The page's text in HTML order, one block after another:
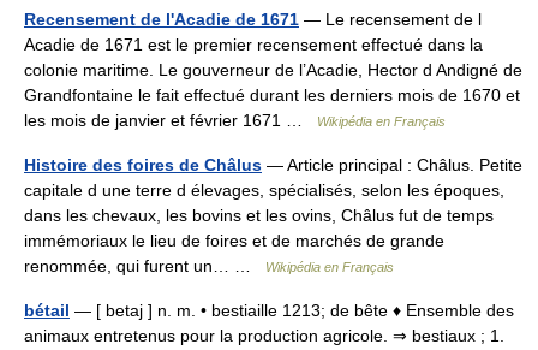
Recensement de l'Acadie de 1671 — Le recensement de l
Acadie de 1671 est le premier recensement effectué dans la
colonie maritime. Le gouverneur de l’Acadie, Hector d Andigné de
Grandfontaine le fait effectué durant les derniers mois de 1670 et
les mois de janvier et février 1671 …
Wikipédia en Français
Histoire des foires de Châlus — Article principal : Châlus. Petite
capitale d une terre d élevages, spécialisés, selon les époques,
dans les chevaux, les bovins et les ovins, Châlus fut de temps
immémoriaux le lieu de foires et de marchés de grande
renommée, qui furent un… …
Wikipédia en Français
bétail — [ betaj ] n. m. • bestiaille 1213; de bête ♦ Ensemble des
animaux entretenus pour la production agricole. ⇒ bestiaux ; 1.